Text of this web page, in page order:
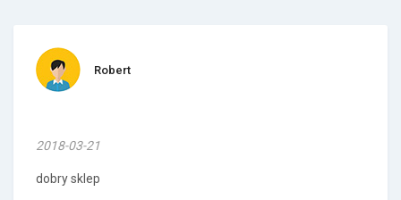
Robert
2018-03-21
dobry sklep